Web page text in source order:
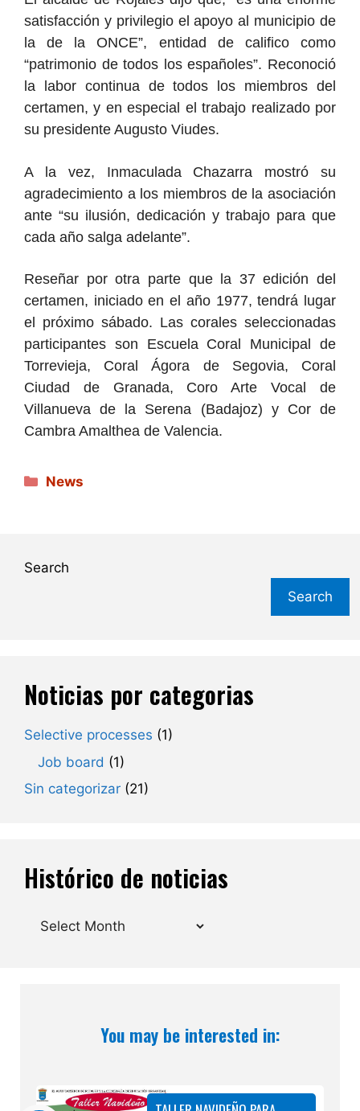
satisfacción y privilegio el apoyo al municipio de
la de la ONCE”, entidad de califico como
“patrimonio de todos los españoles”. Reconoció
la labor continua de todos los miembros del
certamen, y en especial el trabajo realizado por
su presidente Augusto Viudes.
A la vez, Inmaculada Chazarra mostró su
agradecimiento a los miembros de la asociación
ante “su ilusión, dedicación y trabajo para que
cada año salga adelante”.
Reseñar por otra parte que la 37 edición del
certamen, iniciado en el año 1977, tendrá lugar
el próximo sábado. Las corales seleccionadas
participantes son Escuela Coral Municipal de
Torrevieja, Coral Ágora de Segovia, Coral
Ciudad de Granada, Coro Arte Vocal de
Villanueva de la Serena (Badajoz) y Cor de
Cambra Amalthea de Valencia.
Categories
News
Search
Search
Noticias por categorias
Selective processes (1)
Job board (1)
Sin categorizar (21)
Histórico de noticias
Archives
You may be interested in: